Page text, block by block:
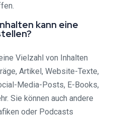
kann eine
Vielzahl von Inhalten
Artikel, Website-Texte,
Media-Posts, E-Books,
Sie können auch andere
oder Podcasts